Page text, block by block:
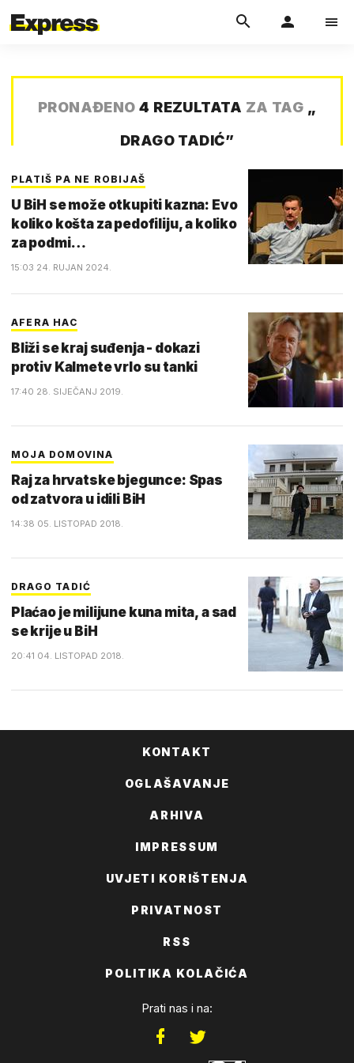
PRONAĐENO 4 REZULTATA ZA TAG „
DRAGO TADIĆ”
PLATIŠ PA NE ROBIJAŠ
U BiH se može otkupiti kazna: Evo
koliko košta za pedofiliju, a koliko
za podmi…
15:03 24. RUJAN 2024.
AFERA HAC
Bliži se kraj suđenja - dokazi
protiv Kalmete vrlo su tanki
17:40 28. SIJEČANJ 2019.
MOJA DOMOVINA
Raj za hrvatske bjegunce: Spas
od zatvora u idili BiH
14:38 05. LISTOPAD 2018.
DRAGO TADIĆ
Plaćao je milijune kuna mita, a sad
se krije u BiH
20:41 04. LISTOPAD 2018.
KONTAKT
OGLAŠAVANJE
ARHIVA
IMPRESSUM
UVJETI KORIŠTENJA
PRIVATNOST
RSS
POLITIKA KOLAČIĆA
Prati nas i na: